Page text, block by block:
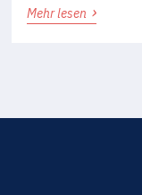
Mehr lesen ›